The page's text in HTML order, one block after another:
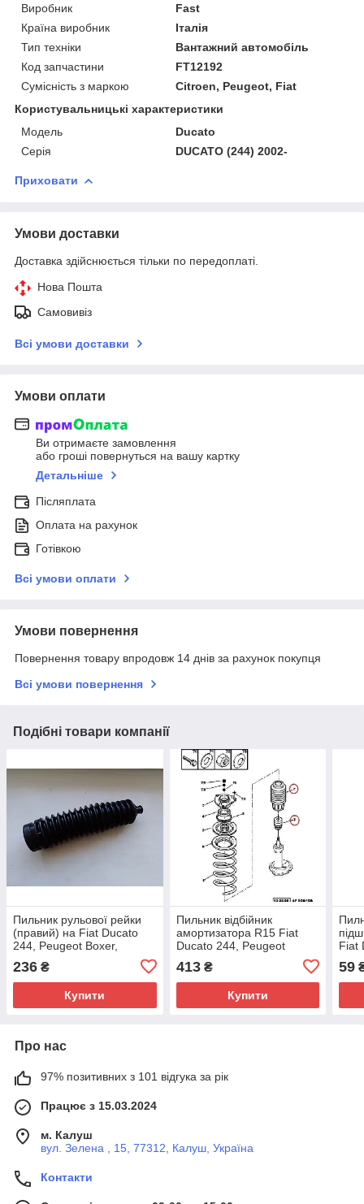
Виробник
Fast
Країна виробник
Італія
Тип техніки
Вантажний автомобіль
Код запчастини
FT12192
Сумісність з маркою
Citroen, Peugeot, Fiat
Користувальницькі характеристики
Модель
Ducato
Серія
DUCATO (244) 2002-
Приховати
Умови доставки
Доставка здійснюється тільки по передоплаті.
Нова Пошта
Самовивіз
Всі умови доставки
Умови оплати
Ви отримаєте замовлення
або гроші повернуться на вашу картку
Детальніше
Післяплата
Оплата на рахунок
Готівкою
Всі умови оплати
Умови повернення
Повернення товару впродовж 14 днів за рахунок покупця
Всі умови повернення
Подібні товари компанії
Пильник рульової рейки
(правий) на Fiat Ducato
244, Peugeot Boxer,
9945837, 400622, Sasic,
Франція
236 ₴
Купити
Пильник відбійник
амортизатора R15 Fiat
Ducato 244, Peugeot
Boxer, Citroen Jumper (02-
06), 1313045080, 503341,
Fast, Італія
413₴
Купити
Fiat
Fast,
59
Про нас
97% позитивних з 101 відгука за рік
Працює з 15.03.2024
м. Калуш
вул. Зелена , 15, 77312, Калуш, Україна
Контакти